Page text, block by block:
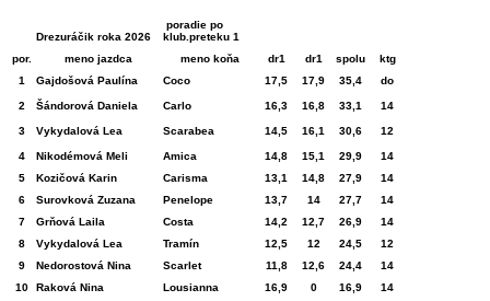
Drezuráčik roka 2026
poradie po
klub.preteku 1
por.
meno jazdca meno koňa dr1 dr1 spolu
ktg
1
Gajdošová Paulína Coco 17,5 17,9 35,4 do
2 Šándorová Daniela Carlo 16,3 16,8 33,1 14
3 Vykydalová Lea Scarabea 14,5 16,1 30,6 12
4 Nikodémová Meli Amica 14,8 15,1 29,9
14
5
Kozičová Karin Carisma 13,1 14,8 27,9
14
6
Surovková Zuzana Penelope 13,7 14 27,7
14
7
Grňová Laila Costa 14,2 12,7 26,9
14
8
Vykydalová Lea Tramín 12,5 12 24,5
12
9
Nedorostová Nina Scarlet 11,8 12,6 24,4
14
10
Raková Nina Lousianna 16,9 0 16,9
14